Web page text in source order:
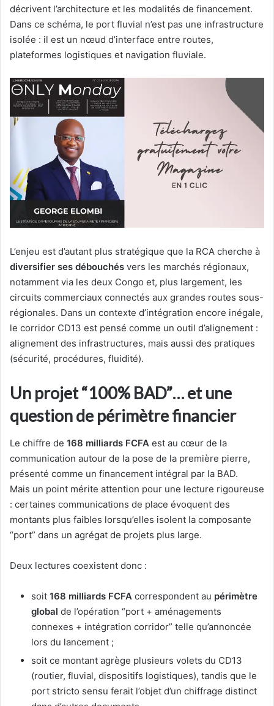
décrivent l’architecture et les modalités de financement.
Dans ce schéma, le port fluvial n’est pas une infrastructure
isolée : il est un nœud d’interface entre routes,
plateformes logistiques et navigation fluviale.
L’enjeu est d’autant plus stratégique que la RCA cherche à
diversifier ses débouchés vers les marchés régionaux,
notamment via les deux Congo et, plus largement, les
circuits commerciaux connectés aux grandes routes sous-
régionales. Dans un contexte d’intégration encore inégale,
le corridor CD13 est pensé comme un outil d’alignement :
alignement des infrastructures, mais aussi des pratiques
(sécurité, procédures, fluidité).
Un projet “100% BAD”… et une
question de périmètre financier
Le chiffre de 168 milliards FCFA est au cœur de la
communication autour de la pose de la première pierre,
présenté comme un financement intégral par la BAD.
Mais un point mérite attention pour une lecture rigoureuse
: certaines communications de place évoquent des
montants plus faibles lorsqu’elles isolent la composante
“port” dans un agrégat de projets plus large.
Deux lectures coexistent donc :
soit 168 milliards FCFA correspondent au périmètre
global de l’opération “port + aménagements
connexes + intégration corridor” telle qu’annoncée
lors du lancement ;
soit ce montant agrège plusieurs volets du CD13
(routier, fluvial, dispositifs logistiques), tandis que le
port stricto sensu ferait l’objet d’un chiffrage distinct